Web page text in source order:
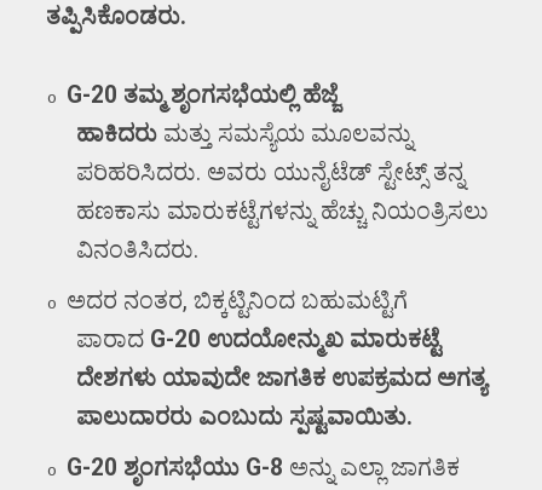
ತಪ್ಪಿಸಿಕೊಂಡರು.
o G-20 ತಮ್ಮ ಶೃಂಗಸಭೆಯಲ್ಲಿ ಹೆಜ್ಜೆ
ಹಾಕಿದರು ಮತ್ತು ಸಮಸ್ಯೆಯ ಮೂಲವನ್ನು
ಪರಿಹರಿಸಿದರು. ಅವರು ಯುನೈಟೆಡ್ ಸ್ಟೇಟ್ಸ್ ತನ್ನ
ಹಣಕಾಸು ಮಾರುಕಟ್ಟೆಗಳನ್ನು ಹೆಚ್ಚು ನಿಯಂತ್ರಿಸಲು
ವಿನಂತಿಸಿದರು.
o ಅದರ ನಂತರ,ಬಿಕ್ಕಟ್ಟಿನಿಂದ ಬಹುಮಟ್ಟಿಗೆ
ಪಾರಾದ G-20 ಉದಯೋನ್ಮುಖ ಮಾರುಕಟ್ಟೆ
ದೇಶಗಳು ಯಾವುದೇ ಜಾಗತಿಕ ಉಪಕ್ರಮದ ಅಗತ್ಯ
ಪಾಲುದಾರರು ಎಂಬುದು ಸ್ಪಷ್ಟವಾಯಿತು.
o G-20 ಶೃಂಗಸಭೆಯು G-8 ಅನ್ನು ಎಲ್ಲಾ ಜಾಗತಿಕ